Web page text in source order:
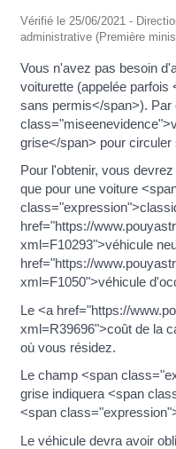
Vérifié le 25/06/2021 -
administrative (Première
Vous n'avez pas besoin
voiturette (appelée
sans permis</span>). Par
grise</span> pour
Pour l'obtenir, vous
que pour une voiture
href="https://
xml=F10293">véhicule
href="https://
xml=F1050">véhicule
Le <a href="https://
xml=R39696">coût de la
où vous résidez.
Le champ <span
grise indiquera <span
<span
Le véhicule devra avoir